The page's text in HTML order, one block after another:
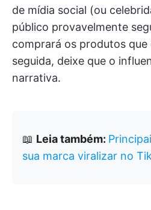
de mídia social (ou
público provavelmente
comprará os produtos que
seguida, deixe que o
narrativa.
📖 Leia também:
sua marca viralizar no